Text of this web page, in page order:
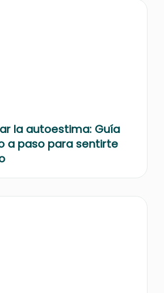
la autoestima: Guía
a paso para sentirte